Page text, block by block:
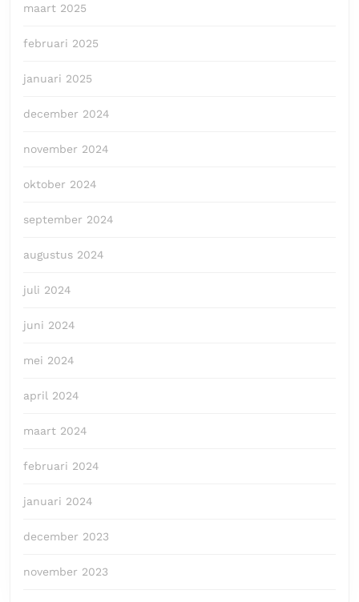
maart 2025
februari 2025
januari 2025
december 2024
november 2024
oktober 2024
september 2024
augustus 2024
juli 2024
juni 2024
mei 2024
april 2024
maart 2024
februari 2024
januari 2024
december 2023
november 2023